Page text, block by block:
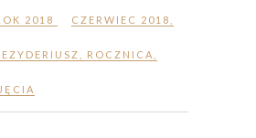
2018 CZERWIEC 2018
ROCZNICA